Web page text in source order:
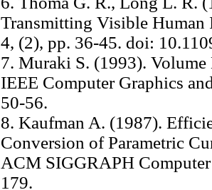
Transmitting Visible
4, (2), pp. 36-45. doi:
7. Muraki S. (1993). Volume
IEEE Computer Graphics
50-56.
8. Kaufman A. (1987).
Conversion of Parametric
ACM SIGGRAPH
179.